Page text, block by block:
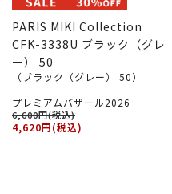
PARIS MIKI Collection
CFK-3338U ブラック（グレ
ー） 50
（ブラック（グレー） 50）
プレミアムバザール2026
6,600円(税込)
4,620円(税込)